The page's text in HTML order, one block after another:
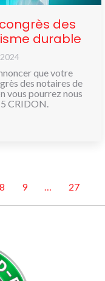
des
durable
que votre
des notaires de
vous pourrez nous
CRIDON.
8 9 …
27